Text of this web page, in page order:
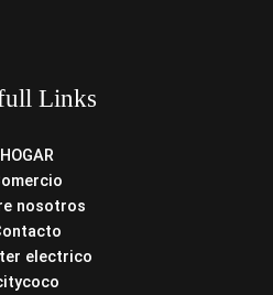
Links
HOGAR
nosotros
electrico